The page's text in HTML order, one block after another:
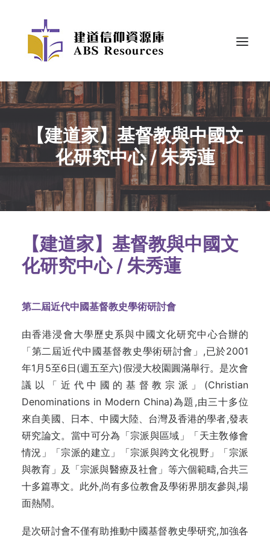
【建道家】基督教與中國文
化研究中心 / 朱秀蓮
【建道家】基督教與中國文
化研究中心 / 朱秀蓮
第二屆近代中國基督教史學術研討會
由香港浸會大學歷史系與中國文化研究中心合辦的
「第二屆近代中國基督教史學術研討會」,已於2001
年1月5至6日(週五至六)假浸大校園圓滿舉行。是次會
議以「近代中國的基督教宗派」(Christian
Denominations in Modern China)為題,由三十多位
來自美國、日本、中國大陸、台灣及香港的學者,發表
研究論文。當中可分為「宗派與區域」「天主敎修會
情況」「宗派的建立」「宗派與跨文化視野」「宗派
與教育」及「宗派與醫療及社會」等六個範疇,合共三
十多篇專文。此外,尚有多位教會及學術界朋友參與,場
面熱鬧。
是次研討會不僅有助推動中國基督教史學研究,加強各